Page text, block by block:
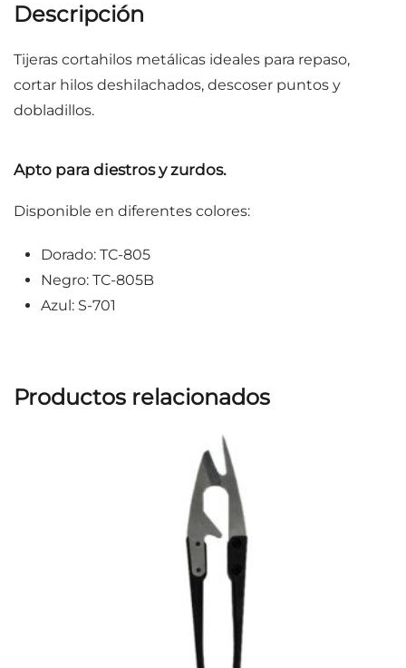
Descripción
Tijeras cortahilos metálicas ideales para repaso,
cortar hilos deshilachados, descoser puntos y
dobladillos.
Apto para diestros y zurdos.
Disponible en diferentes colores:
Dorado: TC-805
Negro: TC-805B
Azul: S-701
Productos relacionados